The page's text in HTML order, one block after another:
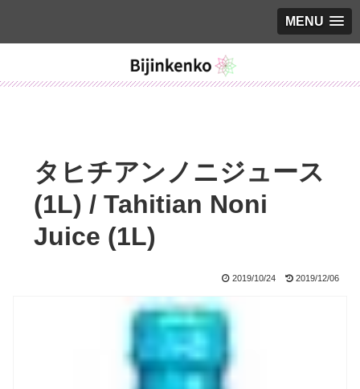
MENU
タヒチアンノニジュース
(1L) / Tahitian Noni
Juice (1L)
2019/10/24 2019/12/06